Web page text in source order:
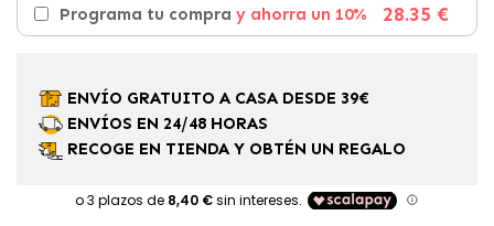
Programa tu compra y ahorra un 10% 28.35 €
ENVÍO GRATUITO A CASA DESDE 39€
ENVÍOS EN 24/48 HORAS
RECOGE EN TIENDA Y OBTÉN UN REGALO